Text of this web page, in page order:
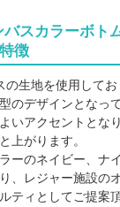
バスカラーボト
徴
の生地を使用してお
のデザインとなっ
いアクセントとな
上がります。
ーのネイビー、ナ
、レジャー施設の
ティとしてご提案